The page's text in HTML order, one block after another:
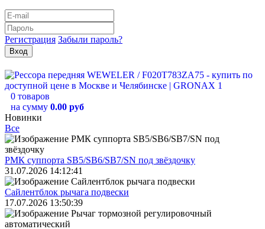
Регистрация Забыли пароль?
0 товаров
на сумму 0.00 руб
Новинки
Все
РМК суппорта SB5/SB6/SB7/SN под звёздочку
31.07.2026 14:12:41
Сайлентблок рычага подвески
17.07.2026 13:50:39